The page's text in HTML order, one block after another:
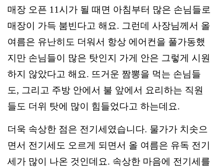
매장 오픈 11시가 될 때면 아침부터 많은 손님들로
매장이 가득 붐빈다고 해요. 그런데 사장님께서 올
여름은 유난히도 더워서 항상 에어컨을 풀가동했
지만 손님들이 많은 탓인지 가게 안은 그렇게 시원
하지 않았다고 해요. 뜨거운 짬뽕을 먹는 손님들
도, 그리고 주방 안에서 불 앞에서 요리하는 직원
들도 더위 탓에 많이 힘들었다고 하는데요.
더욱 속상한 점은 전기세였습니다. 물가가 치솟으
면서 전기세도 오르게 되면서 올 여름은 유독 전기
세가 많이 나온 것인데요. 속상한 마음에 전기세를